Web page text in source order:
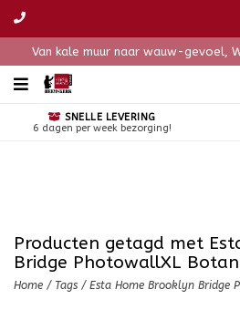
Van kale muur naar wauw-gevoel,
SNELLE LEVERING
6 dagen per week bezorging!
Producten getagd met
Bridge PhotowallXL
Home / Tags / Esta Home Brooklyn Bridge